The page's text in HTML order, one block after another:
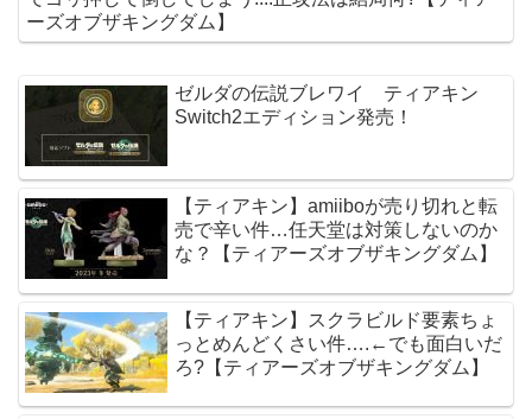
ーズオブザキングダム】
ゼルダの伝説ブレワイ ティアキン
Switch2エディション発売！
【ティアキン】amiiboが売り切れと転
売で辛い件…任天堂は対策しないのか
な？【ティアーズオブザキングダム】
【ティアキン】スクラビルド要素ちょ
っとめんどくさい件….←でも面白いだ
ろ?【ティアーズオブザキングダム】